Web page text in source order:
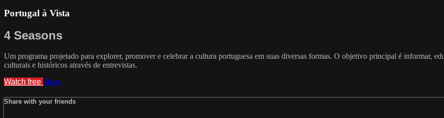
Portugal à Vista
4 Seasons
Um programa projetado para explorer, promover e celebrar a cultura portuguesa em suas diversas formas. O objetivo principal é informar,
culturais e históricos através de entrevistas.
Watch free Share
Share with your friends